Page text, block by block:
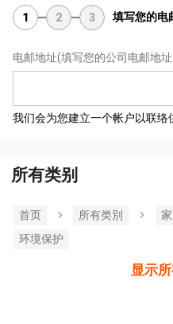
1 2 3 填写您的电
电邮地址(填写您的公司电邮地
我们会为您建立一个帐户以联络
所有类别
首页 所有类別
环境保护
显示